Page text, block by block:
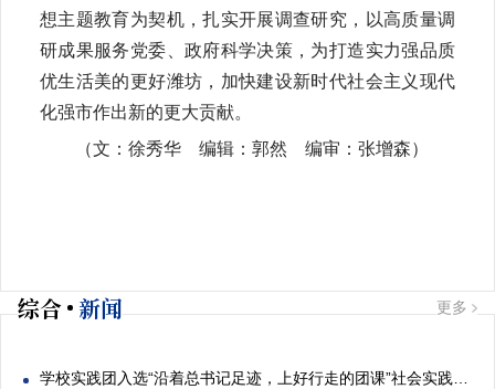
想主题教育为契机，扎实开展调查研究，以高质量调
研成果服务党委、政府科学决策，为打造实力强品质
优生活美的更好潍坊，加快建设新时代社会主义现代
化强市作出新的更大贡献。
（文：徐秀华 编辑：郭然 编审：张增森）
综合 新闻 更多
学校实践团入选“沿着总书记足迹，上好行走的团课”社会实践专项活动